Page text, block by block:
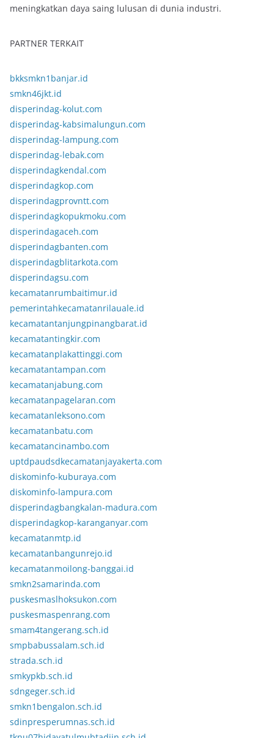
meningkatkan daya saing lulusan di dunia industri.
PARTNER TERKAIT
bkksmkn1banjar.id
smkn46jkt.id
disperindag-kolut.com
disperindag-kabsimalungun.com
disperindag-lampung.com
disperindag-lebak.com
disperindagkendal.com
disperindagkop.com
disperindagprovntt.com
disperindagkopukmoku.com
disperindagaceh.com
disperindagbanten.com
disperindagblitarkota.com
disperindagsu.com
kecamatanrumbaitimur.id
pemerintahkecamatanrilauale.id
kecamatantanjungpinangbarat.id
kecamatantingkir.com
kecamatanplakattinggi.com
kecamatantampan.com
kecamatanjabung.com
kecamatanpagelaran.com
kecamatanleksono.com
kecamatanbatu.com
kecamatancinambo.com
uptdpaudsdkecamatanjayakerta.com
diskominfo-kuburaya.com
diskominfo-lampura.com
disperindagbangkalan-madura.com
disperindagkop-karanganyar.com
kecamatanmtp.id
kecamatanbangunrejo.id
kecamatanmoilong-banggai.id
smkn2samarinda.com
puskesmaslhoksukon.com
puskesmaspenrang.com
smam4tangerang.sch.id
smpbabussalam.sch.id
strada.sch.id
smkypkb.sch.id
sdngeger.sch.id
smkn1bengalon.sch.id
sdinpresperumnas.sch.id